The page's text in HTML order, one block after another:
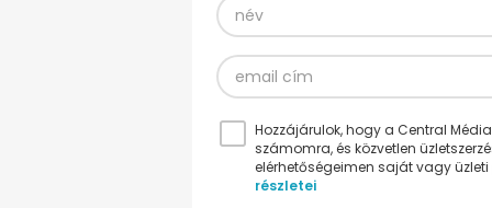
Hozzájárulok, hogy a Central
számomra, és közvetlen
elérhetőségeimen saját vagy
részletei